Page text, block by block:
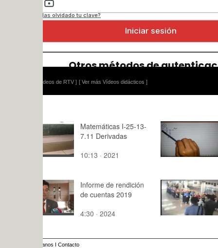
[ Ver más Vídeos didácticos ]
Matemáticas I-25-13-
7.11 Derivadas
10:13 · 2021
Variación
3.2
5:34 · 2020
Informe de rendición
de cuentas 2019
4:30 · 2024
Acte de
curs
2008.
Doctor
190:49 ·